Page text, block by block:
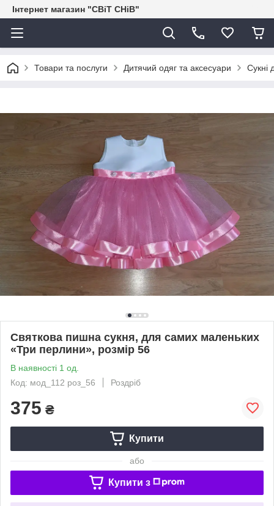
Інтернет магазин "СВіТ СНіВ"
Товари та послуги Дитячий одяг та аксесуари Сукні
Святкова пишна сукня, для самих маленьких
«Три перлини», розмір 56
В наявності 1 од.
Код: мод_112 роз_56
Роздріб
375 ₴
Купити
або
Купити з